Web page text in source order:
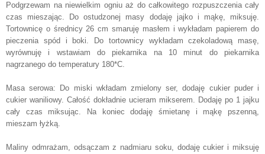
Podgrzewam na niewielkim ogniu aż do całkowitego rozpuszczenia cały
czas mieszając. Do ostudzonej masy dodaję jajko i mąkę, miksuję.
Tortownicę o średnicy 26 cm smaruję masłem i wykładam papierem do
pieczenia spód i boki. Do tortownicy wykładam czekoladową masę,
wyrównuję i wstawiam do piekarnika na 10 minut do piekarnika
nagrzanego do temperatury 180*C.
Masa serowa: Do miski wkładam zmielony ser, dodaję cukier puder i
cukier waniliowy. Całość dokładnie ucieram mikserem. Dodaję po 1 jajku
cały czas miksując. Na koniec dodaję śmietanę i mąkę pszenną,
mieszam łyżką.
Maliny odmrażam, odsączam z nadmiaru soku, dodaję cukier i miksuję